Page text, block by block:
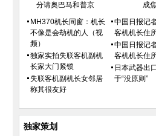
分请奥巴马和普京
成
MH370机长同窗：机长
不像是会劫机的人（视
频）
独家实拍失联客机副机
长家大门紧锁
失联客机副机长女邻居
称其很友好
中国日报记
客机机长住
中国日报记
客机机长住
日本武器出
于“没原则”
独家策划